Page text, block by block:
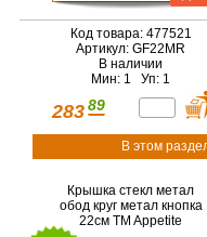
Код товара: 477521
Артикул: GF22MR
В наличии
Мин: 1 Уп: 1
283 89
В этом
Крышка стекл метал
обод круг метал кнопка
22см TM Appetite